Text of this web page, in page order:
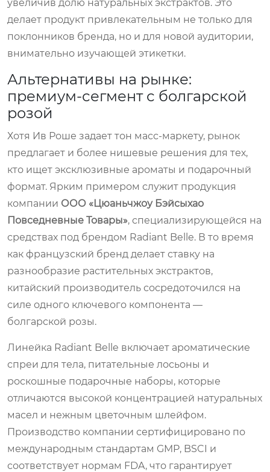
увеличив долю натуральных экстрактов. Это
делает продукт привлекательным не только для
поклонников бренда, но и для новой аудитории,
внимательно изучающей этикетки.
Альтернативы на рынке:
премиум-сегмент с болгарской
розой
Хотя Ив Роше задает тон масс-маркету, рынок
предлагает и более нишевые решения для тех,
кто ищет эксклюзивные ароматы и подарочный
формат. Ярким примером служит продукция
компании ООО «Цюаньчжоу Бэйсыхао
Повседневные Товары», специализирующейся на
средствах под брендом Radiant Belle. В то время
как французский бренд делает ставку на
разнообразие растительных экстрактов,
китайский производитель сосредоточился на
силе одного ключевого компонента —
болгарской розы.
Линейка Radiant Belle включает ароматические
спреи для тела, питательные лосьоны и
роскошные подарочные наборы, которые
отличаются высокой концентрацией натуральных
масел и нежным цветочным шлейфом.
Производство компании сертифицировано по
международным стандартам GMP, BSCI и
соответствует нормам FDA, что гарантирует